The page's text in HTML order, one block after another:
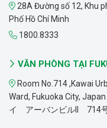
28A Đường số 12, Khu
Phố Hồ Chí Minh
1800.8333
VĂN PHÒNG TẠI
Room No.714 ,Kawai
Ward, Fukuoka City,
イ アーバンビルII 714